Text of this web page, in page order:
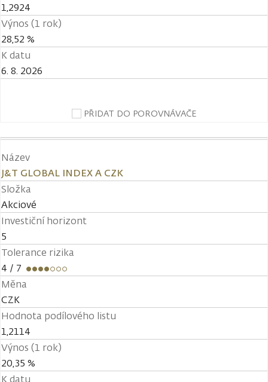
1,2924
Výnos (1 rok)
28,52 %
K datu
6. 8. 2026
PŘIDAT DO POROVNÁVAČE
Název
J&T GLOBAL INDEX A CZK
Složka
Akciové
Investiční horizont
5
Tolerance rizika
4 / 7
Měna
CZK
Hodnota podílového listu
1,2114
Výnos (1 rok)
20,35 %
K datu